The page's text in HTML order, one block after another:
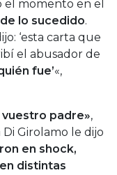
el momento en el
lo sucedido.
‘esta carta que
el abusador de
fue’«,
padre»,
Di Girolamo le dijo
en shock,
distintas